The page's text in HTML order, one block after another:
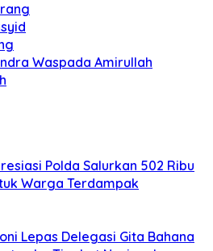
Waspada Amirullah
Polda Salurkan 502 Ribu
Warga Terdampak
Lepas Delegasi Gita Bahana